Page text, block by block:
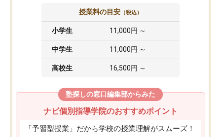
授業料の目安 （税込）
小学生 11,000円 ～
中学生 11,000円 ～
高校生 16,500円 ～
塾探しの窓口編集部からみた
ナビ個別指導学院のおすすめポイント
「予習型授業」だから学校の授業理解がスムーズ！